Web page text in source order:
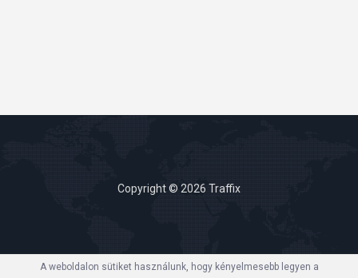
Copyright © 2026 Traffix
A weboldalon sütiket használunk, hogy kényelmesebb legyen a